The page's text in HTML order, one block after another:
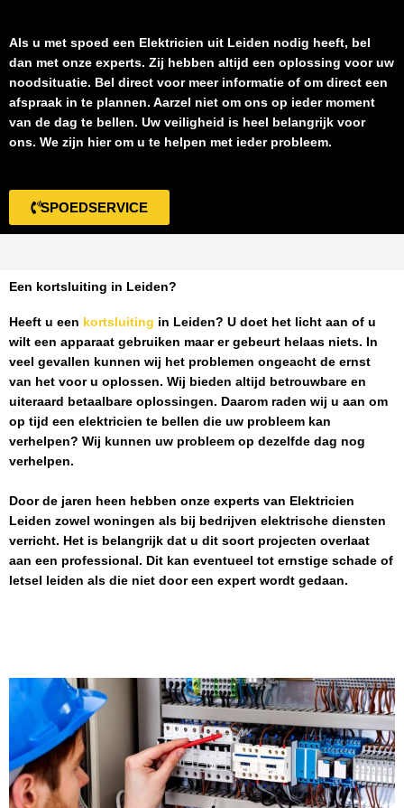
Als u met spoed een Elektricien uit Leiden nodig heeft, bel
dan met onze experts. Zij hebben altijd een oplossing voor uw
noodsituatie. Bel direct voor meer informatie of om direct een
afspraak in te plannen. Aarzel niet om ons op ieder moment
van de dag te bellen. Uw veiligheid is heel belangrijk voor
ons. We zijn hier om u te helpen met ieder probleem.
SPOEDSERVICE
Een kortsluiting in Leiden?
Heeft u een kortsluiting in Leiden? U doet het licht aan of u
wilt een apparaat gebruiken maar er gebeurt helaas niets. In
veel gevallen kunnen wij het problemen ongeacht de ernst
van het voor u oplossen. Wij bieden altijd betrouwbare en
uiteraard betaalbare oplossingen. Daarom raden wij u aan om
op tijd een elektricien te bellen die uw probleem kan
verhelpen? Wij kunnen uw probleem op dezelfde dag nog
verhelpen.
Door de jaren heen hebben onze experts van Elektricien
Leiden zowel woningen als bij bedrijven elektrische diensten
verricht. Het is belangrijk dat u dit soort projecten overlaat
aan een professional. Dit kan eventueel tot ernstige schade of
letsel leiden als die niet door een expert wordt gedaan.